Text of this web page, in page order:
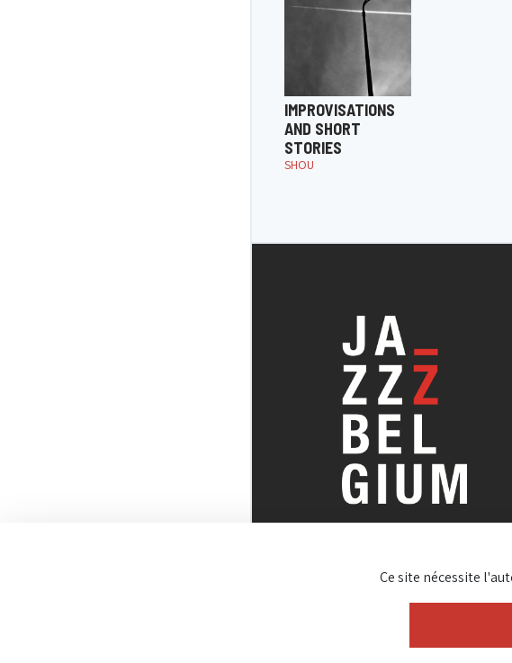
IMPROVISATIONS
AND SHORT
STORIES
SHOU
TOUT SUR LA SCÈNE
Ce site nécessite